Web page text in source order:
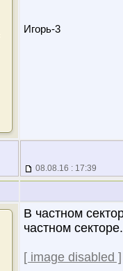
Игорь-3
08.08.16 : 17:39
В частном
частном секторе.
[ image disabled ]